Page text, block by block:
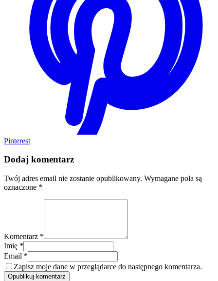
Pinterest
Dodaj komentarz
Twój adres email nie zostanie opublikowany. Wymagane pola są
oznaczone *
Komentarz *
Imię *
Email *
Zapisz moje dane w przeglądarce do następnego komentarza.
Opublikuj komentarz